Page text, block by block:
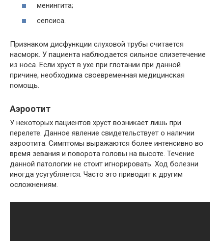
менингита;
сепсиса.
Признаком дисфункции слуховой трубы считается
насморк. У пациента наблюдается сильное слизетечение
из носа. Если хруст в ухе при глотании при данной
причине, необходима своевременная медицинская
помощь.
Аэроотит
У некоторых пациентов хруст возникает лишь при
перелете. Данное явление свидетельствует о наличии
аэроотита. Симптомы выражаются более интенсивно во
время зевания и поворота головы на высоте. Течение
данной патологии не стоит игнорировать. Ход болезни
иногда усугубляется. Часто это приводит к другим
осложнениям.